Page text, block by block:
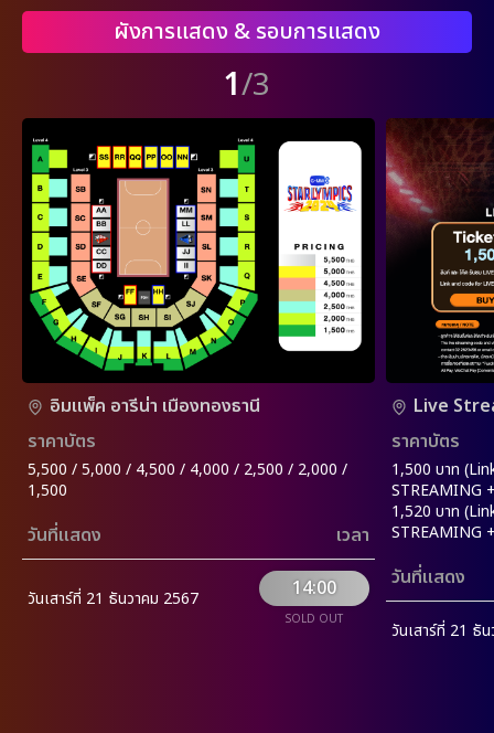
ผังการแสดง & รอบการแสดง
1/3
อิมแพ็ค อารีน่า เมืองทองธานี
ราคาบัตร
5,500 / 5,000 / 4,500 / 4,000 / 2,500 / 2,000 /
1,500
วันที่แสดง เวลา
วันเสาร์ที่ 21 ธันวาคม 2567 14:00
SOLD OUT
Live
ราคาบัตร
1,500 บาท
STREAMING
1,520 บาท
STREAMING
วันที่แสดง
วันเสาร์ที่ 21 ธั